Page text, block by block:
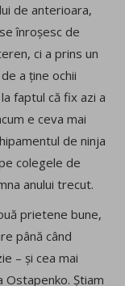
de anterioara,
înroșesc de
ci a prins un
a ține ochii
faptul că fix azi a
e ceva mai
de ninja
colegele de
anului trecut.
prietene bune,
până când
– și cea mai
Ostapenko. Știam